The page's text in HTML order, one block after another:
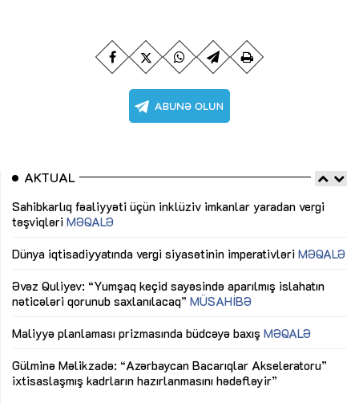
AKTUAL
Sahibkarlıq fəaliyyəti üçün inklüziv imkanlar yaradan vergi
təşviqləri MƏQALƏ
Dünya iqtisadiyyatında vergi siyasətinin imperativləri MƏQALƏ
Əvəz Quliyev: “Yumşaq keçid sayəsində aparılmış islahatın
nəticələri qorunub saxlanılacaq” MÜSAHİBƏ
Maliyyə planlaması prizmasında büdcəyə baxış MƏQALƏ
Gülminə Məlikzadə: “Azərbaycan Bacarıqlar Akseleratoru”
ixtisaslaşmış kadrların hazırlanmasını hədəfləyir”